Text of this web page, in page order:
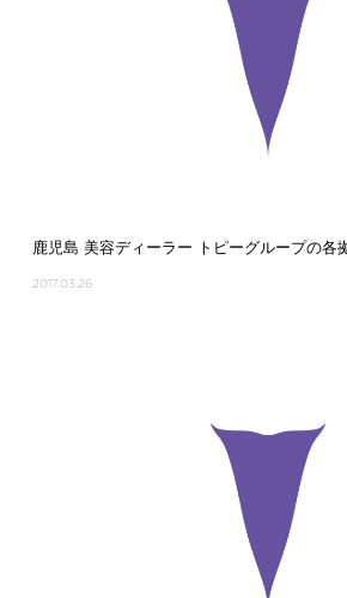
鹿児島 美容ディーラー トピーグループの各
2017.03.26